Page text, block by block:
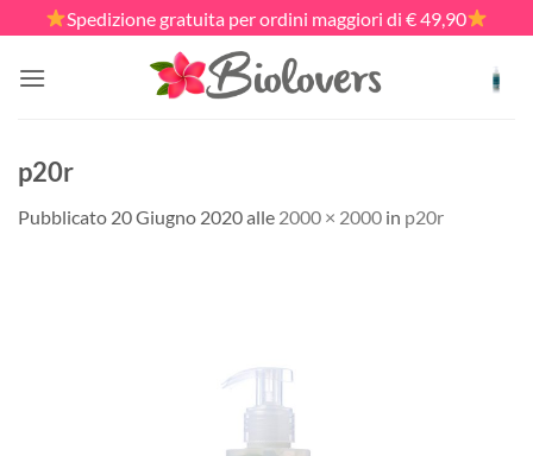
ai
contenuti
Spedizione gratuita per ordini maggiori di € 49,90
p20r
Pubblicato 20 Giugno 2020alle 2000 × 2000 in p20r